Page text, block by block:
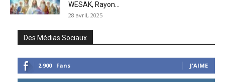
WESAK, Rayon...
28 avril, 2025
Des Médias Sociaux
2,900 Fans J'AIME